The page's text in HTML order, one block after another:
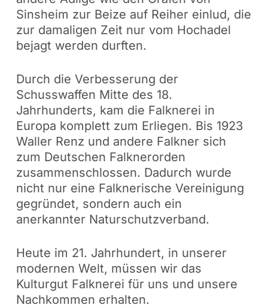
Sinsheim zur Beize auf Reiher einlud, die
zur damaligen Zeit nur vom Hochadel
bejagt werden durften.
Durch die Verbesserung der
Schusswaffen Mitte des 18.
Jahrhunderts, kam die Falknerei in
Europa komplett zum Erliegen. Bis 1923
Waller Renz und andere Falkner sich
zum Deutschen Falknerorden
zusammenschlossen. Dadurch wurde
nicht nur eine Falknerische Vereinigung
gegründet, sondern auch ein
anerkannter Naturschutzverband.
Heute im 21. Jahrhundert, in unserer
modernen Welt, müssen wir das
Kulturgut Falknerei für uns und unsere
Nachkommen erhalten.